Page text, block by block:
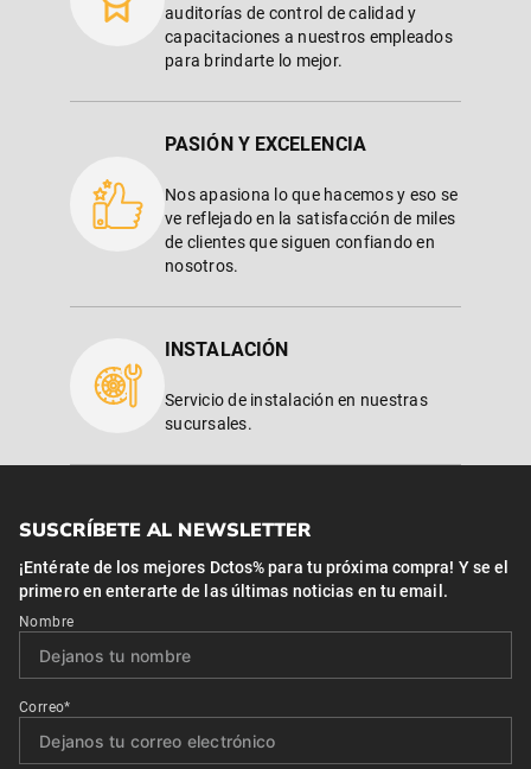
auditorías de control de calidad y
capacitaciones a nuestros empleados
para brindarte lo mejor.
PASIÓN Y EXCELENCIA
Nos apasiona lo que hacemos y eso se
ve reflejado en la satisfacción de miles
de clientes que siguen confiando en
nosotros.
INSTALACIÓN
Servicio de instalación en nuestras
sucursales.
SUSCRÍBETE AL NEWSLETTER
¡Entérate de los mejores Dctos% para tu próxima compra! Y se el
primero en enterarte de las últimas noticias en tu email.
Nombre
Correo*